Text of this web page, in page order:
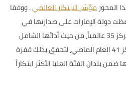
المحورمؤشر الابتكار العالمي.ووفقا
دولة الإمارات على صدارتها في
المركز الأول عربياً، وحلت في المركز 35 عالمياً، من حيث أدائها الشامل
على المؤشر، متقدمة من المركز 41 العام الماضي، لتحقق بذلك قفزة
بلدان الفئة العليا الأكثر ابتكاراً